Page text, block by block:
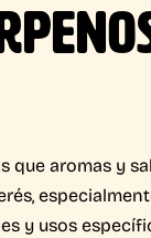
aromas y
y usos